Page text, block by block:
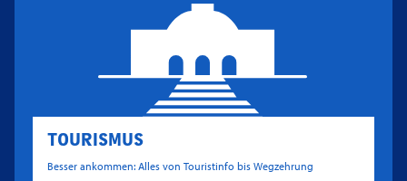
TOURISMUS
Besser ankommen: Alles von Touristinfo bis Wegzehrung